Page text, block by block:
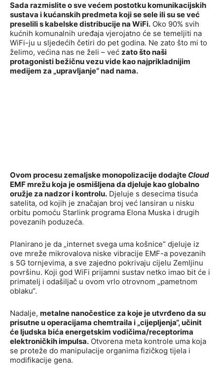
Sada razmislite o sve većem postotku komunikacijskih
sustava i kućanskih predmeta koji se sele ili su se već
preselili s kabelske distribucije na WiFi. Oko 90% svih
kućnih komunalnih uređaja vjerojatno će se temeljiti na
WiFi-ju u sljedećih četiri do pet godina. Ne zato što mi to
želimo, većina nas ne želi – već zato što naši
protagonisti bežičnu vezu vide kao najprikladnijim
medijem za „upravljanje“ nad nama.
Ovom procesu zemaljske monopolizacije dodajte Cloud
EMF mrežu koja je osmišljena da djeluje kao globalno
oružje za nadzor i kontrolu. Djeluje s desecima tisuća
satelita, od kojih je značajan broj već lansiran u nisku
orbitu pomoću Starlink programa Elona Muska i drugih
povezanih poduzeća.
Planirano je da „internet svega uma košnice“ djeluje iz
ove mreže mikrovalova niske vibracije EMF-a povezanih
s 5G tornjevima, a sve zajedno pokrivaju cijelu Zemljinu
površinu. Koji god WiFi prijamni sustav netko imao bit će i
primatelj i odašiljač u ovom vrlo otrovnom „pametnom
oblaku“.
Nadalje, metalne nanočestice za koje je utvrđeno da su
prisutne u operacijama chemtraila i „cijepljenja“, učinit
će ljudska bića energetskim vodičima/receptorima
elektroničkih impulsa. Otvorena meta kontrole uma koja
se proteže do manipulacije organima fizičkog tijela i
modifikacije gena.